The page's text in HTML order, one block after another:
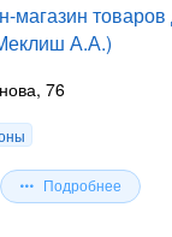
магазин товаров
А.А.)
76
Подробнее